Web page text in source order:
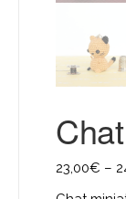
23,00€ –